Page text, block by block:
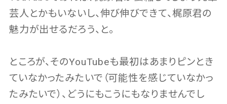
芸人とかもいないし、伸び伸びできて、梶原君の
魅力が出せるだろう、と。
ところが、そのYouTubeも最初はあまりピンとき
ていなかったみたいで（可能性を感じていなかっ
たみたいで）、どうにもこうにもなりませんでし